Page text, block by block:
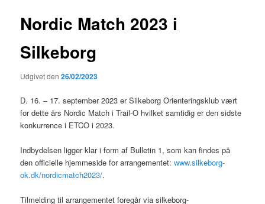
Nordic Match 2023 i
Silkeborg
Udgivet den26/02/2023
D. 16. – 17. september 2023 er Silkeborg Orienteringsklub vært
for dette års Nordic Match i Trail-O hvilket samtidig er den sidste
konkurrence i ETCO i 2023.
Indbydelsen ligger klar i form af Bulletin 1, som kan findes på
den officielle hjemmeside for arrangementet:www.silkeborg-
ok.dk/nordicmatch2023/.
Tilmelding til arrangementet foregår via silkeborg-